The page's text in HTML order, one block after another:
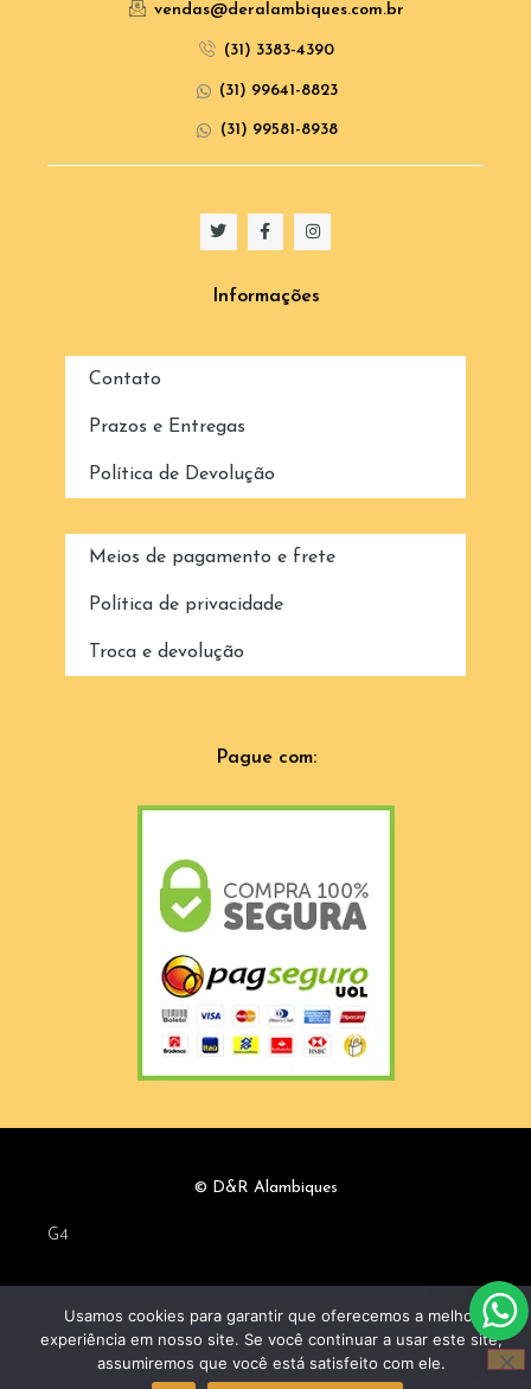
vendas@deralambiques.com.br
(31) 3383-4390
(31) 99641-8823
(31) 99581-8938
Informações
Contato
Prazos e Entregas
Política de Devolução
Meios de pagamento e frete
Política de privacidade
Troca e devolução
Pague com:
© D&R Alambiques
G4
Usamos cookies para garantir que oferecemos a melhor
experiência em nosso site. Se você continuar a usar este site,
assumiremos que você está satisfeito com ele.